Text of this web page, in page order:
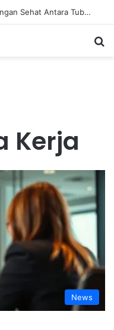
Diet Fleksibel Membangun Hubungan Sehat Antara Tubuh dan Makanan Sehari-hari
Kerja
News